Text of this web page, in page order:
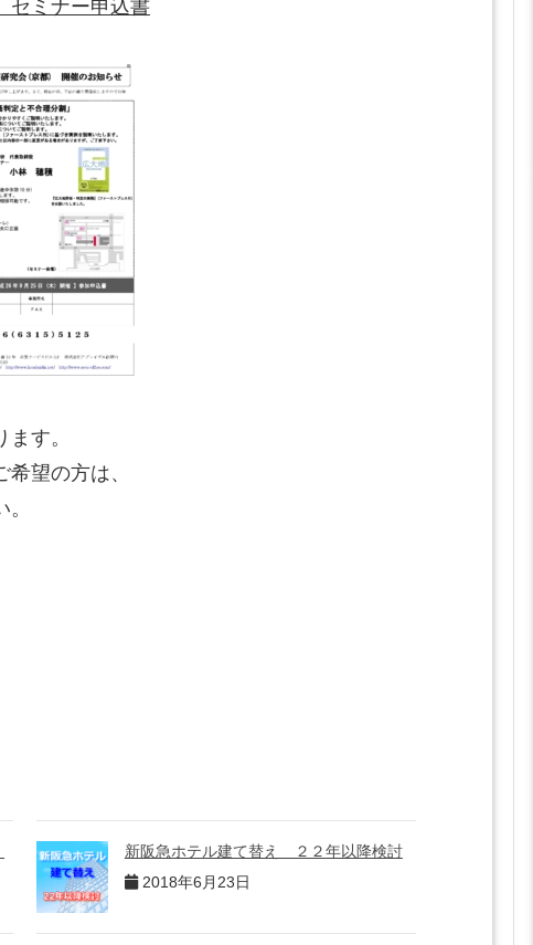
ミナー申込書
す。
望の方は、
新阪急ホテル建て替え ２２年以降検討
2018年6月23日